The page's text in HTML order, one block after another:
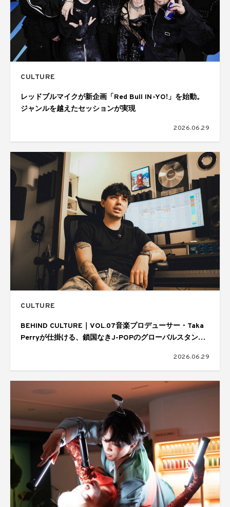
CULTURE
レッドブルマイクが新企画「Red Bull IN-YO!」を始動。
ジャンルを越えたセッションが実現
2026.06.29
CULTURE
BEHIND CULTURE｜VOL.07音楽プロデューサー・Taka
Perryが仕掛ける、鎖国なきJ-POPのグローバルスタンダ
2026.06.29